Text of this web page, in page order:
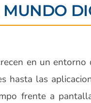
MUNDO
en un
hasta las
frente a